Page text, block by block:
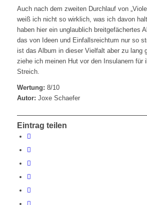
Auch nach dem zweiten Durchlauf von
weiß ich nicht so wirklich, was ich davon
haben hier ein unglaublich breitgefächertes
das von Ideen und Einfallsreichtum nur so
ist das Album in dieser Vielfalt aber zu lang
ziehe ich meinen Hut vor den Insulanern für
Streich.
Wertung: 8/10
Autor: Joxe Schaefer
Eintrag teilen